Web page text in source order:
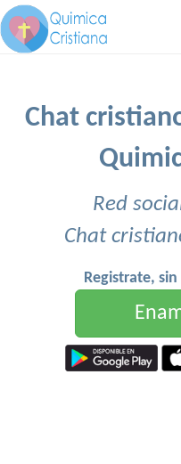
Chat
Red
Chat
Registrate,